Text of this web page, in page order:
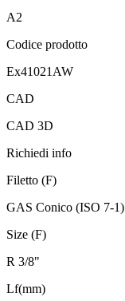
A2
Codice prodotto
Ex41021AW
CAD
CAD 3D
Richiedi info
Filetto (F)
GAS Conico (ISO 7-1)
Size (F)
R 3/8"
Lf(mm)